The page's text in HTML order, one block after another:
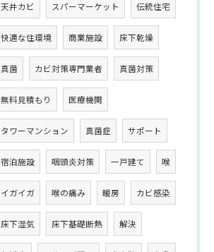
天井カビ スパーマーケット 伝統住宅
快適な住環境 商業施設 床下乾燥
真菌 カビ対策専門業者 真菌対策
無料見積もり 医療機関
タワーマンション 真菌症 サポート
宿泊施設 咽頭炎対策 一戸建て 喉
イガイガ 喉の痛み 暖房 カビ感染
床下湿気 床下基礎断熱 解決